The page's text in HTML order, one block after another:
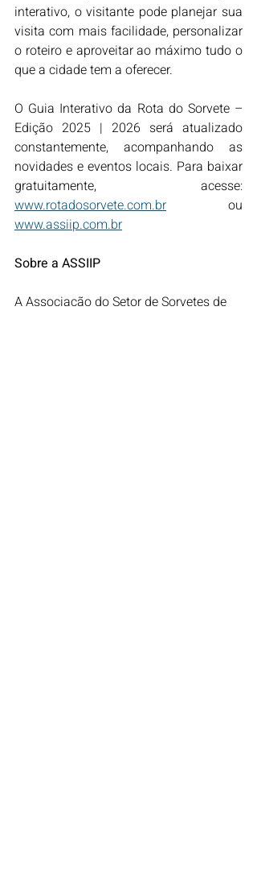
interativo, o visitante pode planejar sua
visita com mais facilidade, personalizar
o roteiro e aproveitar ao máximo tudo o
que a cidade tem a oferecer.
O Guia Interativo da Rota do Sorvete –
Edição 2025 | 2026 será atualizado
constantemente, acompanhando as
novidades e eventos locais. Para baixar
www.rotadosorvete.com.br
www.assiip.com.br
Sobre a ASSIIP
A Associação do Setor de Sorvetes de